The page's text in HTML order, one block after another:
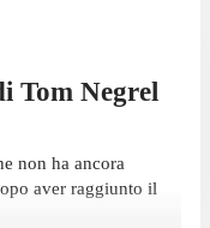
Tom Negrel
non ha ancora
aver raggiunto il